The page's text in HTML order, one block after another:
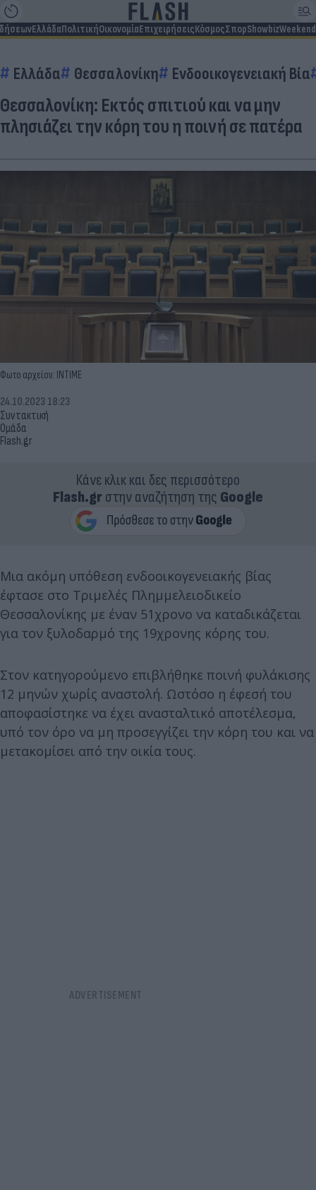
ΕλλάδαΠολιτικήΟικονομίαΕπιχειρήσειςΚόσμοςΣπορShowbizWeekend
Ελλάδα Θεσσαλονίκη Ενδοοικογενειακή Βία
Θεσσαλονίκη: Εκτός σπιτιού και να μην
πλησιάζει την κόρη του η ποινή σε πατέρα
Φωτο αρχείου: INTIME
Συντακτική
Ομάδα
Flash.gr
24.10.2023 18:23
Κάνε κλικ και δες περισσότερο
Flash.grστην αναζήτηση της Google
Μια ακόμη υπόθεση ενδοοικογενειακής βίας
έφτασε στο Τριμελές Πλημμελειοδικείο
Θεσσαλονίκης με έναν 51χρονο να καταδικάζεται
για τον ξυλοδαρμό της 19χρονης κόρης του.
Στον κατηγορούμενο επιβλήθηκε ποινή φυλάκισης
12 μηνών χωρίς αναστολή. Ωστόσο η έφεσή του
αποφασίστηκε να έχει ανασταλτικό αποτέλεσμα,
υπό τον όρο να μη προσεγγίζει την κόρη του και να
μετακομίσει από την οικία τους.